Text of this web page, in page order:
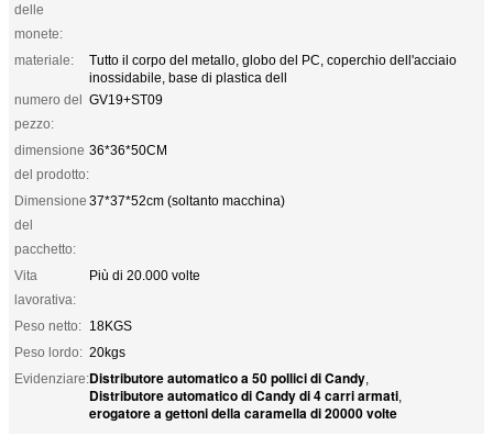
delle
monete:
materiale:
Tutto il corpo del metallo, globo del PC, coperchio dell'acciaio
inossidabile, base di plastica dell
numero del
pezzo:
GV19+ST09
dimensione
del prodotto:
36*36*50CM
Dimensione
del
pacchetto:
37*37*52cm (soltanto macchina)
Vita
lavorativa:
Più di 20.000 volte
Peso netto: 18KGS
Peso lordo: 20kgs
Evidenziare:Distributore automatico a 50 pollici di Candy,
Distributore automatico di Candy di 4 carri armati,
erogatore a gettoni della caramella di 20000 volte